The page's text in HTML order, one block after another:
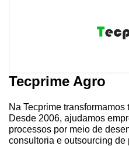
Tecprime Agro
Na Tecprime
Desde 2006, ajudamos
processos por meio de
consultoria e outsourcing